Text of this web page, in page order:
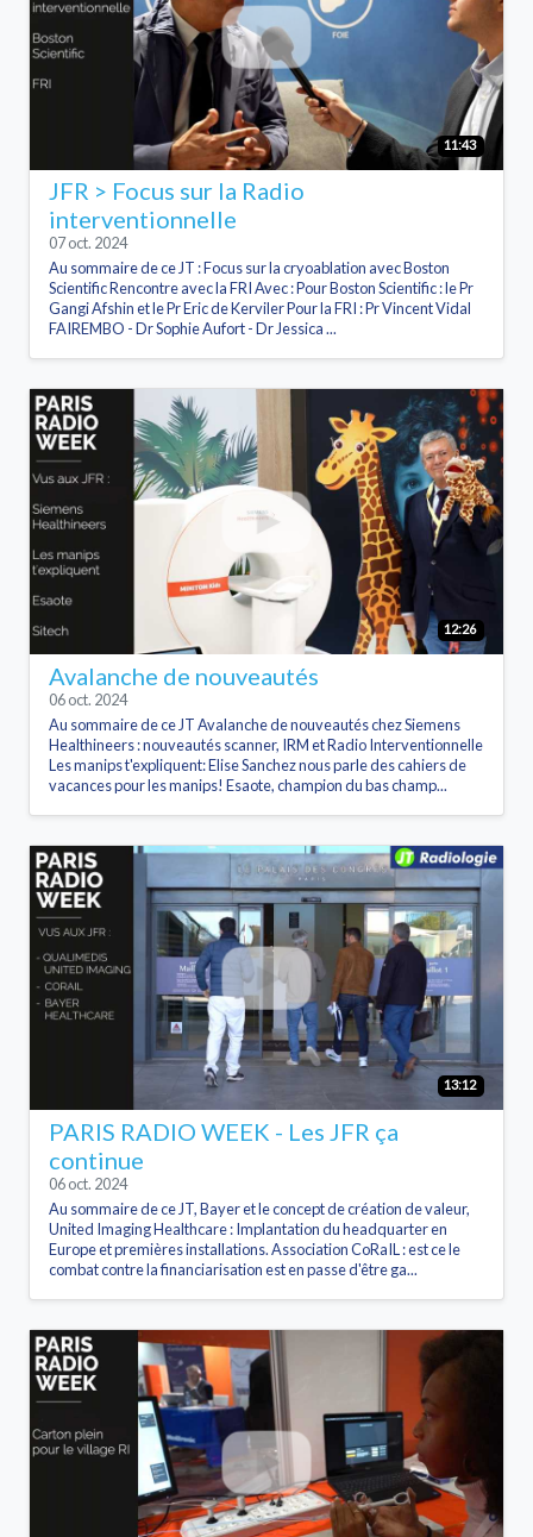
11:43
JFR > Focus sur la Radio
interventionnelle
07 oct. 2024
Au sommaire de ce JT : Focus sur la cryoablation avec Boston
Scientific Rencontre avec la FRI Avec : Pour Boston Scientific : le Pr
Gangi Afshin et le Pr Eric de Kerviler Pour la FRI : Pr Vincent Vidal
FAIREMBO - Dr Sophie Aufort - Dr Jessica ...
12:26
Avalanche de nouveautés
06 oct. 2024
Au sommaire de ce JT Avalanche de nouveautés chez Siemens
Healthineers : nouveautés scanner, IRM et Radio Interventionnelle
Les manips t'expliquent: Elise Sanchez nous parle des cahiers de
vacances pour les manips! Esaote, champion du bas champ...
13:12
PARIS RADIO WEEK - Les JFR ça
continue
06 oct. 2024
Au sommaire de ce JT, Bayer et le concept de création de valeur,
United Imaging Healthcare : Implantation du headquarter en
Europe et premières installations. Association CoRaIL : est ce le
combat contre la financiarisation est en passe d'être ga...